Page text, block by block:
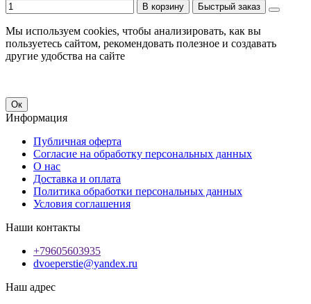
В корзину Быстрый заказ
Мы используем cookies, чтобы анализировать, как вы
пользуетесь сайтом, рекомендовать полезное и создавать
другие удобства на сайте
Ок
Информация
Публичная оферта
Согласие на обработку персональных данных
О нас
Доставка и оплата
Политика обработки персональных данных
Условия соглашения
Наши контакты
+79605603935
dvoeperstie@yandex.ru
Наш адрес